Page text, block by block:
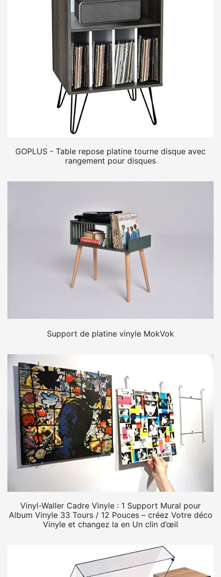
GOPLUS - Table repose platine tourne disque avec
rangement pour disques
Support de platine vinyle MokVok
Vinyl-Waller Cadre Vinyle : 1 Support Mural pour
Album Vinyle 33 Tours / 12 Pouces – créez Votre déco
Vinyle et changez la en Un clin d’œil